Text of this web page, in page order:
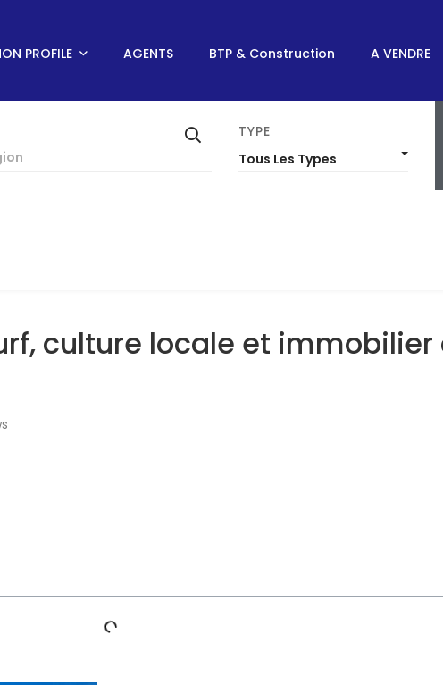
PROFILE AGENTS BTP & Construction A VENDRE
TYPE
Tous Les Types
BAIE DE NGOR: ENTRE SURF, CULTURE LOCALE ET
culture locale et